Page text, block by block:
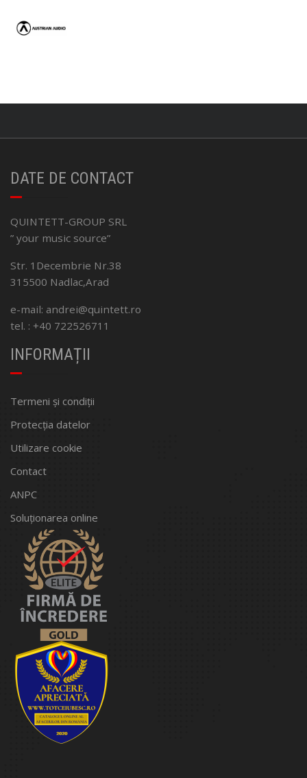
DATE DE CONTACT
QUINTETT-GROUP SRL
” your music source”
Str. 1Decembrie Nr.38
315500 Nadlac,Arad
e-mail: andrei@quintett.ro
tel. : +40 722526711
INFORMAȚII
Termeni și condiții
Protecția datelor
Utilizare cookie
Contact
ANPC
Soluționarea online